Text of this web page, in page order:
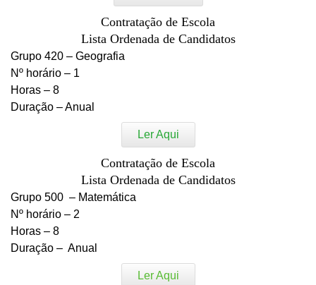
Contratação de Escola
Lista Ordenada de Candidatos
Grupo 420 – Geografia
Nº horário – 1
Horas – 8
Duração – Anual
Ler Aqui
Contratação de Escola
Lista Ordenada de Candidatos
Grupo 500 – Matemática
Nº horário – 2
Horas – 8
Duração – Anual
Ler Aqui